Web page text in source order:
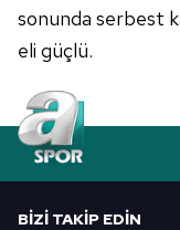
sonunda serbest
eli güçlü.
BIZI TAKIP EDIN